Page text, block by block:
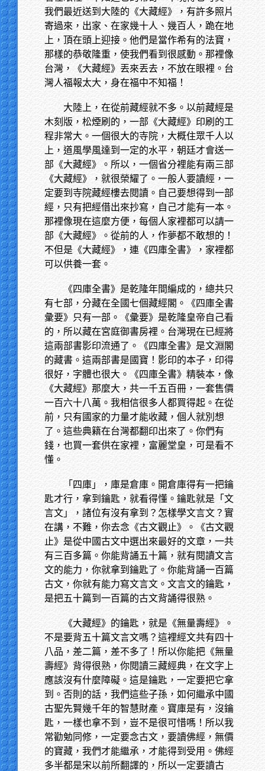
我們最近送到大陸的《大藏經》，有許多照片
寄過來，出家、在家幾十人、幾百人，跪在地
上，頂在頭上迎接。他們是當作希有的法寶，
那樣的恭敬隆重，使我們看到很感動。那裡像
台灣，《大藏經》丟來丟去，不放在眼裡。台
灣人福報太大，身在福中不知福！
大陸上，在從前藏經就不多。以前藏經是
木刻版，松煙刷的，一部《大藏經》印刷的工
程非常大。一個很大的寺院，大概住眾千人以
上，道風學風達到一定的水平，朝廷才會送一
部《大藏經》。所以，一個省分裡能有兩三部
《大藏經》，就很榮耀了。一般人要讀經，一
定要到寺院藏經樓去閱讀。自己要想得到一部
經，只有把經借出來抄寫，自己才能有一本。
那裡像現在這麼方便，每個人家裡都可以請一
部《大藏經》。從前的人，作夢都不敢想的！
不但是《大藏經》，連《四庫全書》，家裡都
可以供養一套。
《四庫全書》是乾隆年間編成的，總共只
有七部，分藏在全國七個藏經閣。《四庫全書
彙要》只有一部。《彙要》是乾隆皇帝自己看
的，所以藏在宮庭御書房裡。台灣現在已經將
這兩部書影印流通了。《四庫全書》是文淵閣
的藏書。這兩部書是國寶！影印的本子，印得
很好，字體也很大。《四庫全書》精裝本，像
《大藏經》那麼大，共一千五百冊，一套售價
一百六十八萬。我相信很多人都買得起。在從
前，只有國家的力量才能收藏，個人就別想
了。這些典籍在台灣都翻印出來了。你們有
錢，也買一套供在家裡，富麗堂皇，可是看不
懂。
「四庫」，庫是倉庫。開倉庫得有一把鑰
匙才行，拿到鑰匙，就看得懂。鑰匙就是「文
言文」，諸位有沒有拿到？怎樣學文言文？實
在講，不難，你去念《古文觀止》。《古文觀
止》是從中國古文中選出來最好的文章，一共
有三百多篇。你能背誦五十篇，就有閱讀文言
文的能力，你就拿到鑰匙了。你能背誦一百篇
古文，你就有能力寫文言文。文言文的鑰匙，
是把五十篇到一百篇的古文背誦得很熟。
《大藏經》的鑰匙，就是《無量壽經》。
不是要背五十篇文言文嗎？這裡經文共有四十
八品，差二篇，差不多了！所以你能把《無量
壽經》背得很熟，你閱讀三藏經典，在文字上
應該沒有什麼障礙。這是鑰匙，一定要把它拿
到。否則的話，我們這些子孫，如何繼承中國
古聖先賢幾千年的智慧財產。寶庫是有，沒鑰
匙，一樣也拿不到，豈不是很可惜嗎！所以我
常勸勉同修，一定要念古文，要讀佛經，無價
的寶藏，我們才能繼承，才能得到受用。佛經
多半都是宋以前所翻譯的，所以一定要讀古